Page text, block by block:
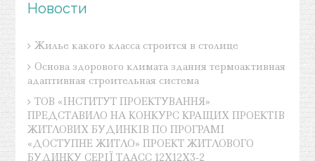
Новости
Жилье какого класса строится в столице
Основа здорового климата здания термоактивная
адаптивная строительная система
ТОВ «ІНСТИТУТ ПРОЕКТУВАННЯ»
ПРЕДСТАВИЛО НА КОНКУРС КРАЩИХ ПРОЕКТІВ
ЖИТЛОВИХ БУДИНКІВ ПО ПРОГРАМІ
«ДОСТУПНЕ ЖИТЛО» ПРОЕКТ ЖИТЛОВОГО
БУДИНКУ СЕРІЇ ТААСС 12Х12Х3-2